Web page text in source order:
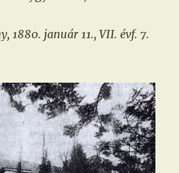
1880. január 11., VII. évf. 7.